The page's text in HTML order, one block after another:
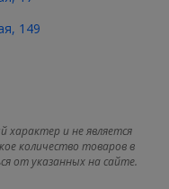
149
и не является
количество товаров в
от указанных на сайте.